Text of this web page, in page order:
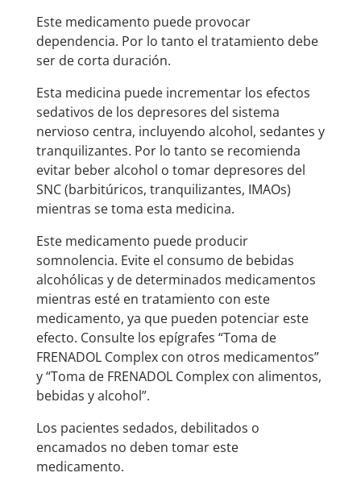
Este medicamento puede provocar
dependencia. Por lo tanto el tratamiento debe
ser de corta duración.
Esta medicina puede incrementar los efectos
sedativos de los depresores del sistema
nervioso centra, incluyendo alcohol, sedantes y
tranquilizantes. Por lo tanto se recomienda
evitar beber alcohol o tomar depresores del
SNC (barbitúricos, tranquilizantes, IMAOs)
mientras se toma esta medicina.
Este medicamento puede producir
somnolencia. Evite el consumo de bebidas
alcohólicas y de determinados medicamentos
mientras esté en tratamiento con este
medicamento, ya que pueden potenciar este
efecto. Consulte los epígrafes “Toma de
FRENADOL Complex con otros medicamentos”
y “Toma de FRENADOL Complex con alimentos,
bebidas y alcohol”.
Los pacientes sedados, debilitados o
encamados no deben tomar este
medicamento.